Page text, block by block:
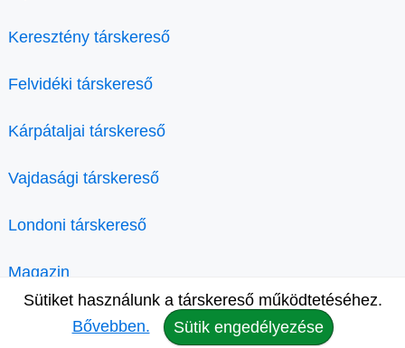
Keresztény társkereső
Felvidéki társkereső
Kárpátaljai társkereső
Vajdasági társkereső
Londoni társkereső
Magazin
Sütiket használunk a társkereső működtetéséhez.
Bővebben.
Sütik engedélyezése